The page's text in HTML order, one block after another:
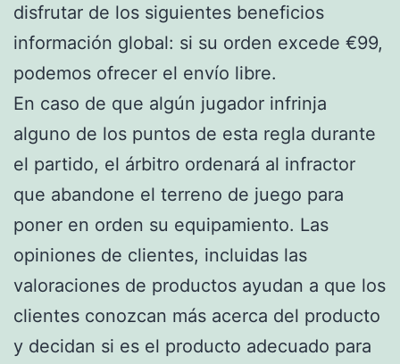
disfrutar de los siguientes beneficios
información global: si su orden excede €99,
podemos ofrecer el envío libre.
En caso de que algún jugador infrinja
alguno de los puntos de esta regla durante
el partido, el árbitro ordenará al infractor
que abandone el terreno de juego para
poner en orden su equipamiento. Las
opiniones de clientes, incluidas las
valoraciones de productos ayudan a que los
clientes conozcan más acerca del producto
y decidan si es el producto adecuado para